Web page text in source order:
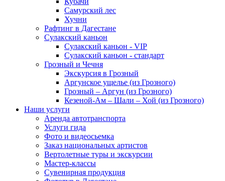
Самурский лес
Хучни
Рафтинг в Дагестане
Сулакский каньон
Сулакский каньон - VIP
Сулакский каньон - стандарт
Грозный и Чечня
Экскурсия в Грозный
Аргунское ущелье (из Грозного)
Грозный – Аргун (из Грозного)
Кезеной-Ам – Шали – Хой (из Грозного)
Наши услуги
Аренда автотранспорта
Услуги гида
Фото и видеосьемка
Заказ национальных артистов
Вертолетные туры и экскурсии
Мастер-классы
Сувенирная продукция